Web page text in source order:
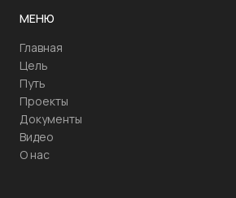
МЕНЮ
Главная
Цель
Путь
Проекты
Документы
Видео
О нас